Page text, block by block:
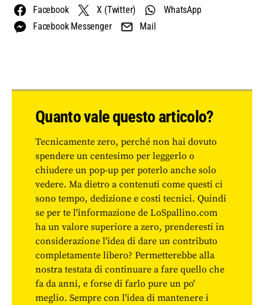
Facebook X (Twitter)
WhatsApp
Facebook Messenger
Mail
Quanto vale questo articolo?
Tecnicamente zero, perché non hai dovuto
spendere un centesimo per leggerlo o
chiudere un pop-up per poterlo anche solo
vedere. Ma dietro a contenuti come questi ci
sono tempo, dedizione e costi tecnici. Quindi
se per te l'informazione de LoSpallino.com
ha un valore superiore a zero, prenderesti in
considerazione l'idea di dare un contributo
completamente libero? Permetterebbe alla
nostra testata di continuare a fare quello che
fa da anni, e forse di farlo pure un po'
meglio. Sempre con l'idea di mantenere i